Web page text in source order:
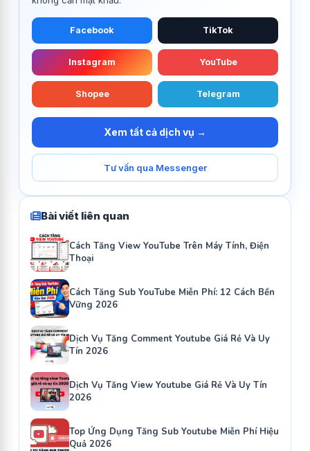
Facebook TikTok
Instagram YouTube
Shopee Telegram
Xem tất cả dịch vụ →
Tư vấn qua Messenger
Bài viết liên quan
Cách Tăng View YouTube Trên Máy Tính, Điện
Thoại
Cách Tăng Sub YouTube Miễn Phí: 12 Cách Bền
Vững 2026
Dịch Vụ Tăng Comment Youtube Giá Rẻ Và Uy
Tín 2026
Dịch Vụ Tăng View Youtube Giá Rẻ Và Uy Tín
2026
Top Ứng Dụng Tăng Sub Youtube Miễn Phí Hiệu
Quả 2026